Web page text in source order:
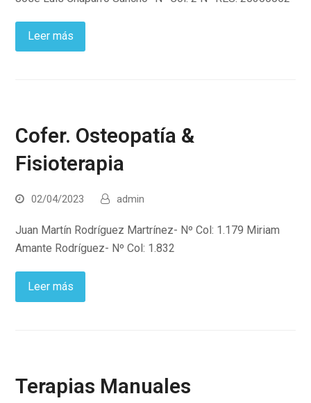
Leer más
Cofer. Osteopatía &
Fisioterapia
02/04/2023 admin
Juan Martín Rodríguez Martrínez- Nº Col: 1.179 Miriam
Amante Rodríguez- Nº Col: 1.832
Leer más
Terapias Manuales